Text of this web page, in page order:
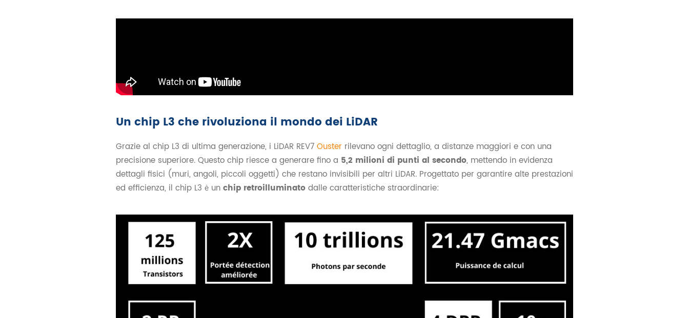
Un chip L3 che rivoluziona il mondo dei LiDAR
Grazie al chip L3 di ultima generazione, i LiDAR REV7 Ouster rilevano ogni dettaglio, a distanze maggiori e con una
precisione superiore. Questo chip riesce a generare fino a 5,2 milioni di punti al secondo, mettendo in evidenza
dettagli fisici (muri, angoli, piccoli oggetti) che restano invisibili per altri LiDAR. Progettato per garantire alte prestazioni
ed efficienza, il chip L3 è un chip retroilluminato dalle caratteristiche straordinarie: